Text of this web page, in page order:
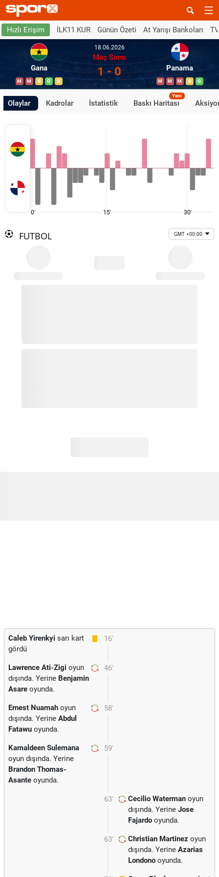
Hızlı Erişim İLK11 KUR Günün Özeti At Yarışı Bankoları
Gana
M M B G B
18.06.2026
Maç Sonu
1 - 0 Panama
M M M B G
Olaylar Kadrolar İstatistik Baskı Haritası
Yeni
0' 15' 30'
FUTBOL GMT +00:00
16'
Caleb Yirenkyi sarı kart
gördü
46'
Lawrence Ati-Zigi oyun
dışında. Yerine Benjamin
Asare oyunda.
58'
Ernest Nuamah oyun
dışında. Yerine Abdul
Fatawu oyunda.
59'
Kamaldeen Sulemana
oyun dışında. Yerine
Brandon Thomas-
Asante oyunda.
63' Cecilio Waterman oyun
dışında. Yerine Jose
Fajardo oyunda.
63' Christian Martinez oyun
dışında. Yerine Azarias
Londono oyunda.